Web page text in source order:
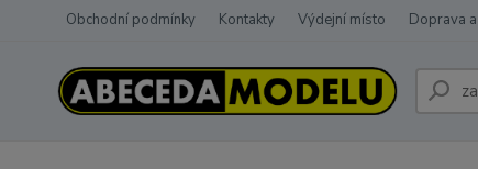
Obchodní podmínky Kontakty Výdejní místo Doprava